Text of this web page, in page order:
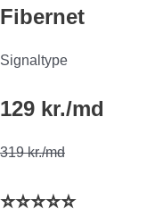
Fibernet
Signaltype
129 kr./md
319 kr./md
⭐⭐⭐⭐⭐